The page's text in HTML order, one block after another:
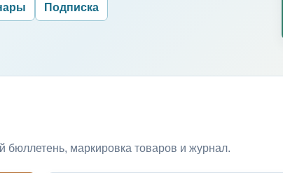
Подписка
маркировка товаров и журнал.